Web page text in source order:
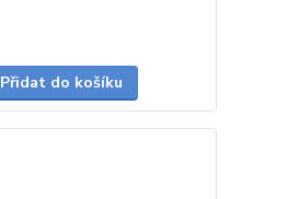
Přidat do košíku